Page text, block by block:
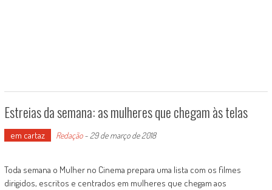
Estreias da semana: as mulheres que chegam às telas
em cartaz Redação- 29 de março de 2018
Toda semana o Mulher no Cinema prepara uma lista com os filmes
dirigidos, escritos e centrados em mulheres que chegam aos